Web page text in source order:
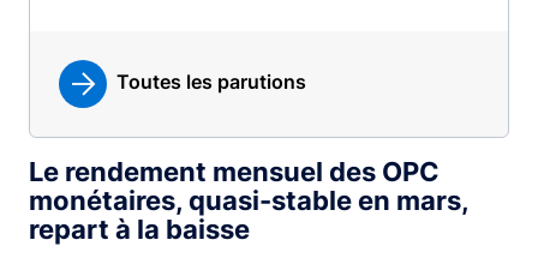
Toutes les parutions
Le rendement mensuel des OPC
monétaires, quasi-stable en mars,
repart à la baisse